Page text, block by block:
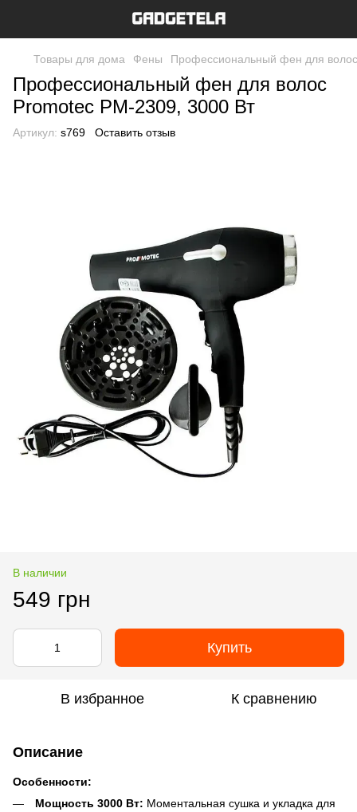
Товары для дома Фены Профессиональный фен для
Профессиональный фен для волос
Promotec PM-2309, 3000 Вт
Артикул: s769 Оставить отзыв
В наличии
549 грн
Купить
В избранное К сравнению
Описание
Особенности:
Мощность 3000 Вт: Моментальная сушка и укладка для